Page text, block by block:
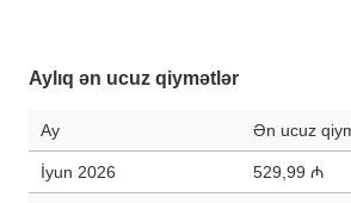
Aylıq ən ucuz qiymətlər
Ay Ən ucuz
İyun 2026 529,99 ₼